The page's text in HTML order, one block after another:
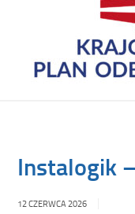
Instalogik
12 CZERWCA 2026